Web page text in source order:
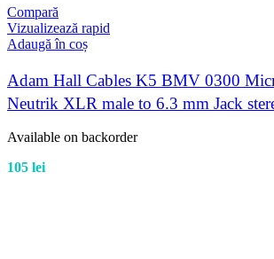
Compară
Vizualizează rapid
Adaugă în coș
Adam Hall Cables K5 BMV 0300
Neutrik XLR male to 6.3 mm Jack
Available on backorder
105 lei